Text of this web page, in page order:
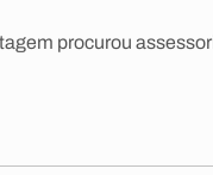
procurou